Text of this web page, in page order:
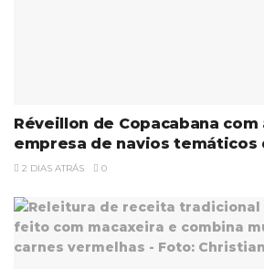
Réveillon de Copacabana com
empresa de navios temáticos
2 DIAS ATRÁS 0